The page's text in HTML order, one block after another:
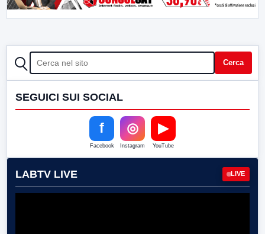
CERCA Cerca
SEGUICI SUI SOCIAL
f
Facebook
◎
Instagram
▶
YouTube
LABTV LIVE LIVE